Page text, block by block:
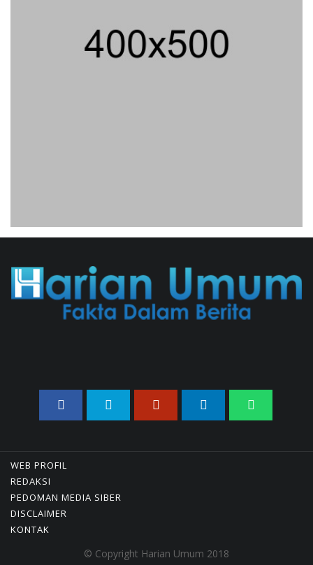
31/07/2026 13:23 WIB || HUKUM
Merdeka Barat
04/08/2026 22:54 WIB || MAKRO/MIKRO
WEB PROFIL
REDAKSI
PEDOMAN MEDIA SIBER
DISCLAIMER
KONTAK
© Copyright Harian Umum 2018